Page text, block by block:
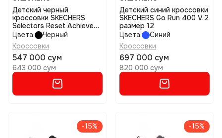
Детский черный
кроссовки SKECHERS
Selectors Reset Achieved
размер 13
Цвета:
Черный
Кроссовки
547 000 сум
643 000 сум
Детский синий кроссовки
SKECHERS Go Run 400 V.2
размер 12
Цвета:
Синий
Кроссовки
697 000 сум
820 000 сум
-15% -15%